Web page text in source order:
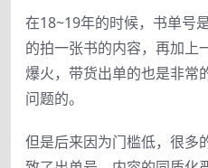
在18~19年的时候，书单号
的拍一张书的内容，再加上
爆火，带货出单的也是非常
问题的。
但是后来因为门槛低，很多